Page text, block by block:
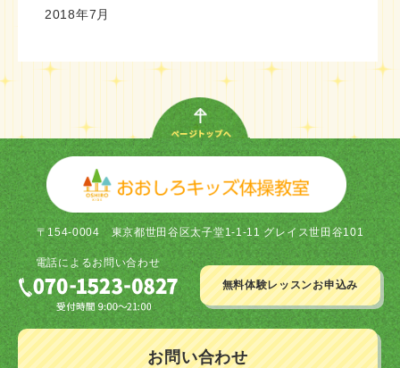
2018年7月
〒154-0004東京都世田谷区太子堂1-1-11 グレイス世田谷101
電話によるお問い合わせ
無料体験レッスンお申込み
お問い合わせ